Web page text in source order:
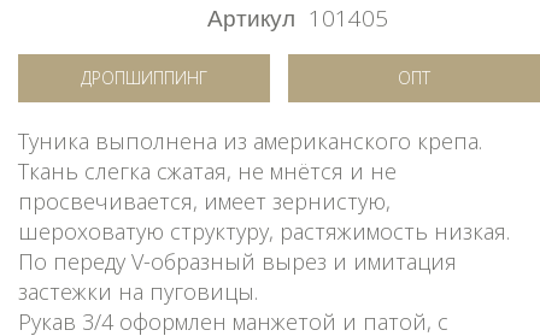
Артикул 101405
ДРОПШИППИНГ ОПТ
Туника выполнена из американского крепа.
Ткань слегка сжатая, не мнётся и не
просвечивается, имеет зернистую,
шероховатую структуру, растяжимость низкая.
По переду V-образный вырез и имитация
застежки на пуговицы.
Рукав 3/4 оформлен манжетой и патой, с